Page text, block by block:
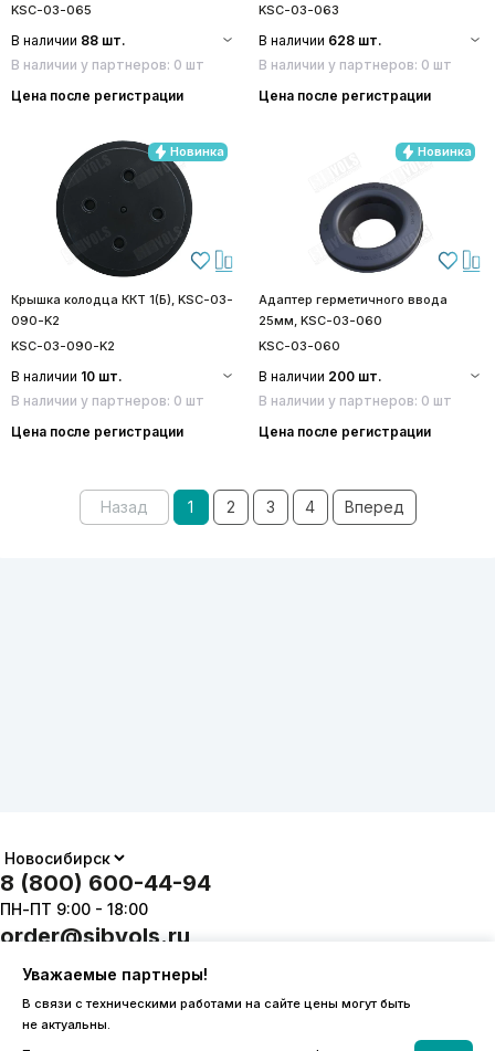
KSC-03-065
В наличии 88 шт.
В наличии у партнеров: 0 шт
Цена после регистрации
KSC-03-063
В наличии 628 шт.
В наличии у партнеров: 0 шт
Цена после регистрации
Новинка
Крышка колодца ККТ 1(Б), KSC-03-
090-K2
KSC-03-090-K2
В наличии 10 шт.
В наличии у партнеров: 0 шт
Цена после регистрации
Новинка
Адаптер герметичного ввода
25мм, KSC-03-060
KSC-03-060
В наличии 200 шт.
В наличии у партнеров: 0 шт
Цена после регистрации
Назад 1 2 3 4 Вперед
Уважаемые партнеры!
В связи с техническими работами на сайте цены могут быть
не актуальны.
8 (800) 600-44-94
ПН-ПТ 9:00 - 18:00
order@sibvols.ru
О компании
Каталог
Контакты